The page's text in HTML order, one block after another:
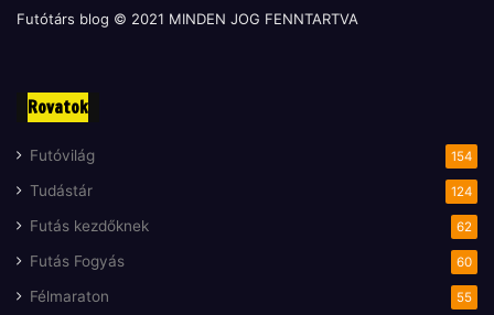
Futótárs blog © 2021 MINDEN JOG FENNTARTVA
Rovatok
Futóvilág 154
Tudástár 124
Futás kezdőknek 62
Futás Fogyás 60
Félmaraton 55